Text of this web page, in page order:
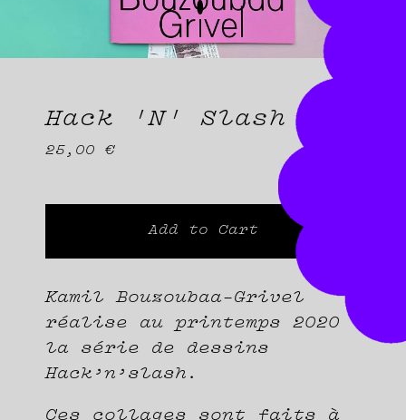
Hack 'N' Slash
25,00 €
Add to Cart
Kamil Bouzoubaa-Grivel
réalise au printemps 2020
la série de dessins
Hack’n’slash.
Ces collages sont faits à